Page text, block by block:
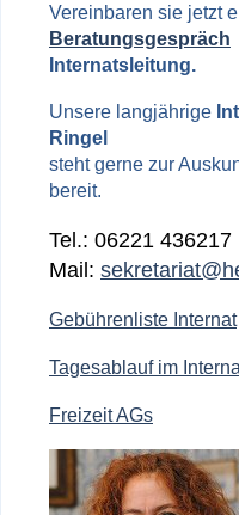
Vereinbaren sie jetzt
Beratungsgespräch
Internatsleitung.
Unsere langjährige
Ringel
steht gerne zur
bereit.
Tel.: 06221 436217
Mail:
Gebührenliste Internat
Tagesablauf im
Freizeit AGs